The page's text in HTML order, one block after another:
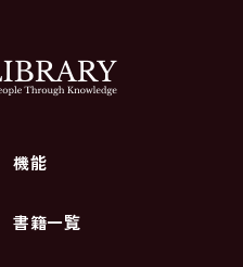
機能
書籍一覧